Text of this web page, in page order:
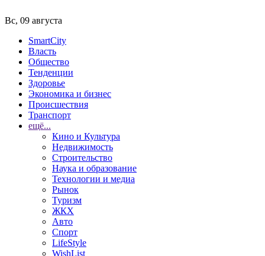
Вс, 09 августа
SmartCity
Власть
Общество
Тенденции
Здоровье
Экономика и бизнес
Происшествия
Транспорт
ещё...
Кино и Культура
Недвижимость
Строительство
Наука и образование
Технологии и медиа
Рынок
Туризм
ЖКХ
Авто
Спорт
LifeStyle
WishList